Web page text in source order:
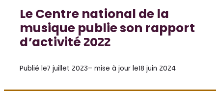
Le Centre national de la
musique publie son rapport
d’activité 2022
Publié le7 juillet 2023– mise à jour le18 juin 2024